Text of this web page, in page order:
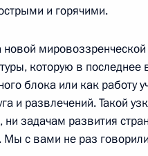
по правам ребёнка с
Матвиенко
и горячими.
новой
которую в
блока или как работу
и развлечений. Такой
ни задачам развития
с вами не раз